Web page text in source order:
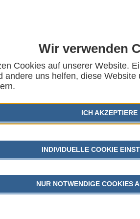
Wir verwenden
Cookies auf unserer Website.
andere uns helfen, diese Website
ICH AKZEPTIERE
INDIVIDUELLE COOKIE
NUR NOTWENDIGE COOKIES
Work Agenda
Youth Work – in
FÜR
die Weiterentwicklung von Youth
Agenda an. Die Arbeitsgemeinschaft für
European Youth Work Agenda die
Debatte in die deutsche Kinder- und